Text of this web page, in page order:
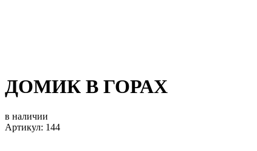
ДОМИК В ГОРАХ
в наличии
Артикул: 144